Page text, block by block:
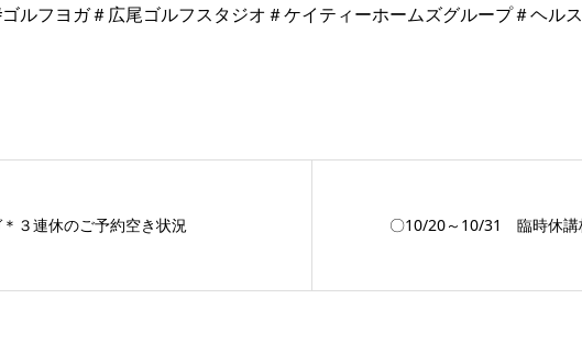
ルフヨガ＃広尾ゴルフスタジオ＃ケイティーホームズグループ＃ヘル
３連休のご予約空き状況 〇10/20～10/31 臨時休講